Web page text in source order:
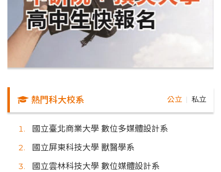
熱門科大校系 公立 私立
國立臺北商業大學 數位多媒體設計系
國立屏東科技大學 獸醫學系
國立雲林科技大學 數位媒體設計系